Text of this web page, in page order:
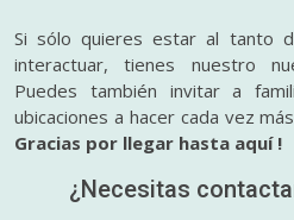
Si sólo quieres estar al tanto
interactuar, tienes nuestro
Puedes también invitar a
ubicaciones a hacer cada vez
Gracias por llegar hasta aquí !
¿Necesitas